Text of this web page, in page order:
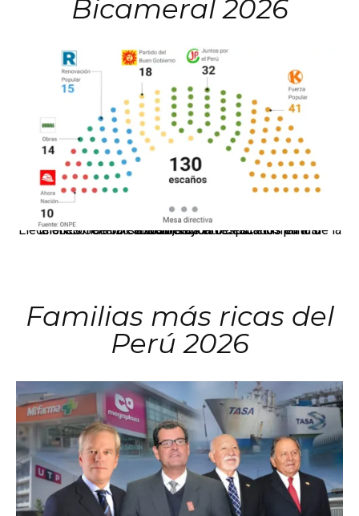
Bicameral 2026
El JNE oficializó la distribución de escaños para la elección de 60 senadores y 130 diputados en las Elecciones Generales 2026, tras el restablecimiento de la Bicameralidad.
Familias más ricas del
Perú 2026